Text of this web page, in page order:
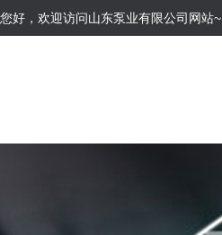
您好，欢迎访问山东泵业有限公司网站~